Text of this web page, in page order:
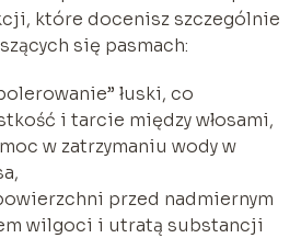
które docenisz szczególnie
się pasmach:
łuski, co
i tarcie między włosami,
w zatrzymaniu wody w
przed nadmiernym
wilgoci i utratą substancji